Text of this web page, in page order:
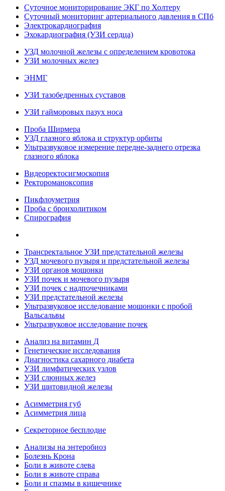
Суточное мониторирование ЭКГ по Холтеру
Суточный мониторинг артериального давления в СПб
Электрокардиография
Эхокардиография (УЗИ сердца)
УЗД молочной железы с определением кровотока
УЗИ молочных желез
ЭНМГ
УЗИ тазобедренных суставов
УЗИ гайморовых пазух носа
Проба Ширмера
УЗД глазного яблока и структур орбиты
Ультразвуковое измерение передне-заднего отрезка
глазного яблока
Видеоректосигмоскопия
Ректороманоксопия
Пикфлоуметрия
Проба с бронхолитиком
Спирография
Трансректальное УЗИ предстательной железы
УЗД мочевого пузыря и предстательной железы
УЗИ органов мошонки
УЗИ почек и мочевого пузыря
УЗИ почек с надпочечниками
УЗИ предстательной железы
Ультразвуковое исследование мошонки с пробой
Вальсальвы
Ультразвуковое исследование почек
Анализ на витамин Д
Генетические исследования
Диагностика сахарного диабета
УЗИ лимфатических узлов
УЗИ слюнных желез
УЗИ щитовидной железы
Асимметрия губ
Асимметрия лица
Секреторное бесплодие
Анализы на энтеробиоз
Болезнь Крона
Боли в животе слева
Боли в животе справа
Боли и спазмы в кишечнике